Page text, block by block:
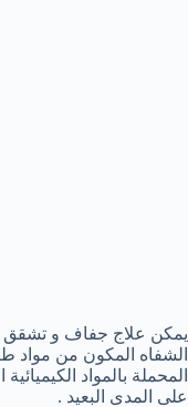
يمكن علاج جفاف و
الشفاه المكون من مواد
المحملة بالمواد
على المدى البعيد .